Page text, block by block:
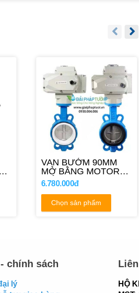
VAN BƯỚM 90MM
MỞ BẰNG MOTOR
ĐIỆN 24VDC
6.780.000đ
Chọn sản phẩm
chính sách
lý
HỘ